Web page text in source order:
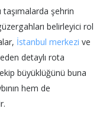
şehrin
belirleyici rol
İstanbul merkezi ve
detaylı rota
büyüklüğünü buna
hem de